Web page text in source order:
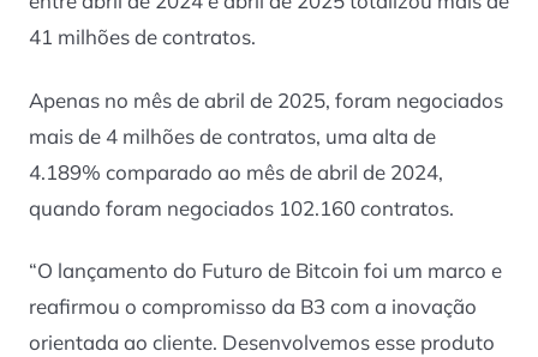
41 milhões de contratos.
Apenas no mês de abril de 2025, foram negociados
mais de 4 milhões de contratos, uma alta de
4.189% comparado ao mês de abril de 2024,
quando foram negociados 102.160 contratos.
“O lançamento do Futuro de Bitcoin foi um marco e
reafirmou o compromisso da B3 com a inovação
orientada ao cliente. Desenvolvemos esse produto